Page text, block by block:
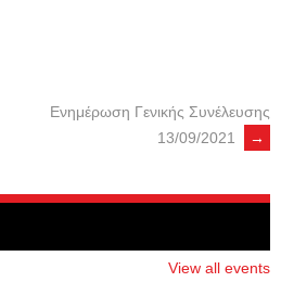
Ενημέρωση Γενικής Συνέλευσης
13/09/2021
→
View all events